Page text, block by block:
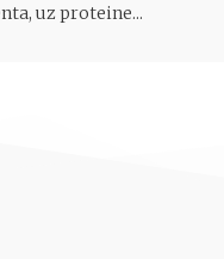
uz proteine...